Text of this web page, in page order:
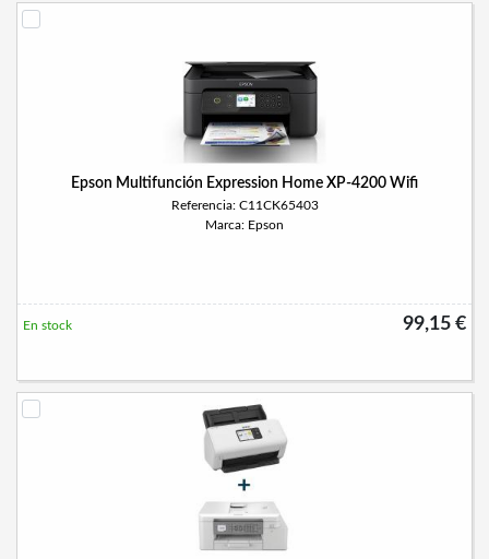
Epson Multifunción Expression Home XP-4200 Wifi
Referencia: C11CK65403
Marca: Epson
99,15 €
En stock